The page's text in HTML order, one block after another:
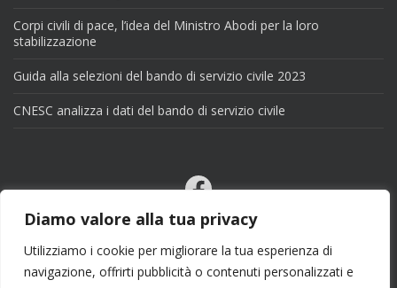
Diamo valore alla tua privacy
Utilizziamo i cookie per migliorare la tua esperienza di
navigazione, offrirti pubblicità o contenuti personalizzati e
Corpi civili di pace, l’idea del Ministro Abodi per la loro
stabilizzazione
Guida alla selezioni del bando di servizio civile 2023
CNESC analizza i dati del bando di servizio civile
Facebook
Email
X